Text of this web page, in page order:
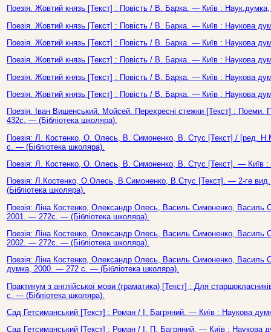
Поезія. Жовтий князь [Текст] : Повість / В. Барка. — Київ :
Поезія. Жовтий князь [Текст] : Повість / В. Барка. — Київ : Наукова
Поезія. Жовтий князь [Текст] : Повість / В. Барка. — Київ : Наукова
Поезія. Жовтий князь [Текст] : Повість / В. Барка. — Київ : Наукова
Поезія. Жовтий князь [Текст] : Повість / В. Барка. — Київ : Наукова
Поезія. Жовтий князь [Текст] : Повість / В. Барка. — Київ : Наукова
Поезія. Іван Вишенський. Мойсей. Перехресні стежки [Текст] :
432с. — (Бібліотека школяра).
Поезія: Л. Костенко, О. Олесь, В. Симоненко, В. Стус [Текст] / [ред.
с. — (Бібліотека школяра).
Поезія: Л. Костенко, О. Олесь, В. Симоненко, В. Стус [Текст]. — Київ
Поезія: Л.Костенко, О.Олесь, В.Симоненко, В.Стус [Текст]. — 2-ге
(Бібліотека школяра).
Поезія: Ліна Костенко, Олександр Олесь, Василь Симоненко,
2001. — 272с. — (Бібліотека школяра).
Поезія: Ліна Костенко, Олександр Олесь, Василь Симоненко,
2002. — 272с. — (Бібліотека школяра).
Поезія: Ліна Костенко, Олександр Олесь, Василь Симоненко,
думка, 2000. — 272 с. — (Бібліотека школяра).
Практикум з англійської мови (граматика) [Текст] : Для
с. — (Бібліотека школяра).
Сад Гетсиманський [Текст] : Роман / І. Багряний. — Київ : Наукова
Сад Гетсиманський [Текст] : Роман / І. П. Багряний. — Київ : Наукова